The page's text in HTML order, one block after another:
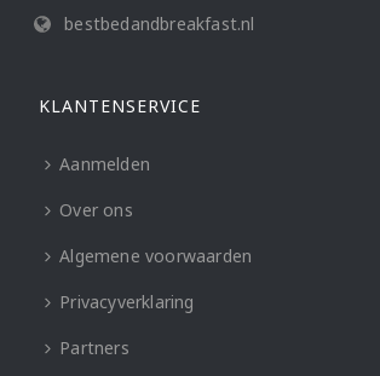
bestbedandbreakfast.nl
KLANTENSERVICE
Aanmelden
Over ons
Algemene voorwaarden
Privacyverklaring
Partners